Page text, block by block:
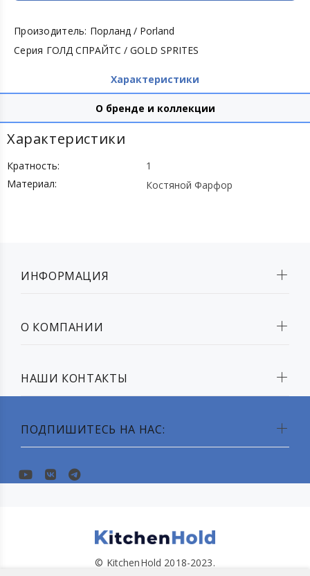
Произодитель: Порланд / Porland
Серия ГОЛД СПРАЙТС / GOLD SPRITES
Характеристики
О бренде и коллекции
Характеристики
Кратность:
1
Материал:
Костяной Фарфор
ПОДПИШИТЕСЬ НА НАС:
ИНФОРМАЦИЯ
О КОМПАНИИ
НАШИ КОНТАКТЫ
© KitchenHold 2018-2023.